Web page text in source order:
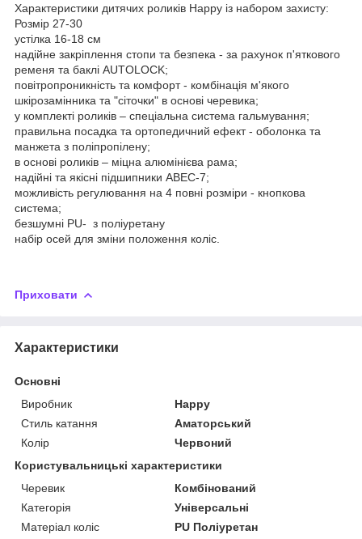
Характеристики дитячих роликів Happy із набором захисту:
Розмір 27-30
устілка 16-18 см
надійне закріплення стопи та безпека - за рахунок п'яткового
ременя та баклі AUTОLOCK;
повітропроникність та комфорт - комбінація м'якого
шкірозамінника та "сіточки" в основі черевика;
у комплекті роликів – спеціальна система гальмування;
правильна посадка та ортопедичний ефект - оболонка та
манжета з поліпропілену;
в основі роликів – міцна алюмінієва рама;
надійні та якісні підшипники ABEC-7;
можливість регулювання на 4 повні розміри - кнопкова
система;
безшумні PU- з поліуретану
набір осей для зміни положення коліс.
Приховати
Характеристики
Основні
Виробник
Happy
Стиль катання
Аматорський
Колір
Червоний
Користувальницькі характеристики
Черевик
Комбінований
Категорія
Універсальні
Матеріал коліс
PU Поліуретан